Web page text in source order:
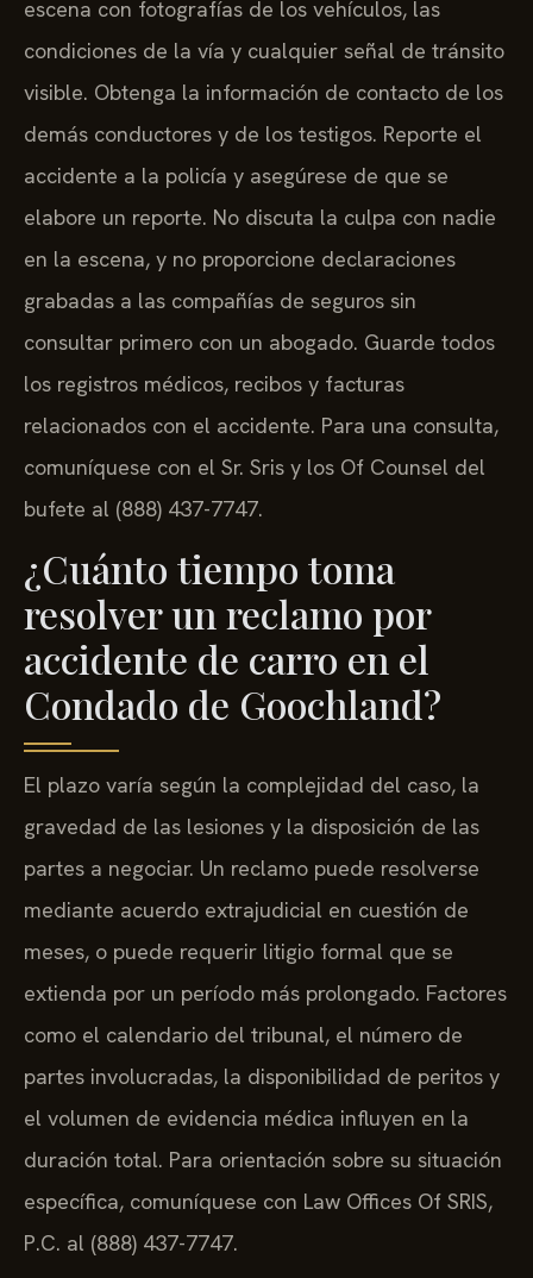
escena con fotografías de los vehículos, las
condiciones de la vía y cualquier señal de tránsito
visible. Obtenga la información de contacto de los
demás conductores y de los testigos. Reporte el
accidente a la policía y asegúrese de que se
elabore un reporte. No discuta la culpa con nadie
en la escena, y no proporcione declaraciones
grabadas a las compañías de seguros sin
consultar primero con un abogado. Guarde todos
los registros médicos, recibos y facturas
relacionados con el accidente. Para una consulta,
comuníquese con el Sr. Sris y los Of Counsel del
bufete al (888) 437-7747.
¿Cuánto tiempo toma
resolver un reclamo por
accidente de carro en el
Condado de Goochland?
El plazo varía según la complejidad del caso, la
gravedad de las lesiones y la disposición de las
partes a negociar. Un reclamo puede resolverse
mediante acuerdo extrajudicial en cuestión de
meses, o puede requerir litigio formal que se
extienda por un período más prolongado. Factores
como el calendario del tribunal, el número de
partes involucradas, la disponibilidad de peritos y
el volumen de evidencia médica influyen en la
duración total. Para orientación sobre su situación
específica, comuníquese con Law Offices Of SRIS,
P.C. al (888) 437-7747.